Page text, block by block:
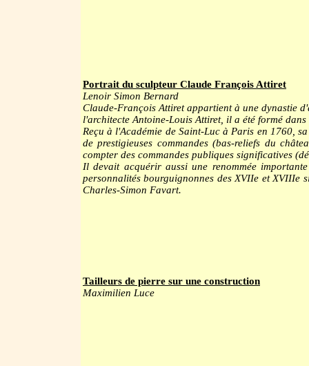
Portrait du sculpteur Claude François Attiret
Lenoir Simon Bernard
Claude-François Attiret appartient à une dynastie
l'architecte Antoine-Louis Attiret, il a été formé
Reçu à l'Académie de Saint-Luc à Paris en 1760,
de prestigieuses commandes (bas-reliefs du
compter des commandes publiques significatives
Il devait acquérir aussi une renommée
personnalités bourguignonnes des XVIIe et XVIIIe
Charles-Simon Favart.
Tailleurs de pierre sur une construction
Maximilien Luce